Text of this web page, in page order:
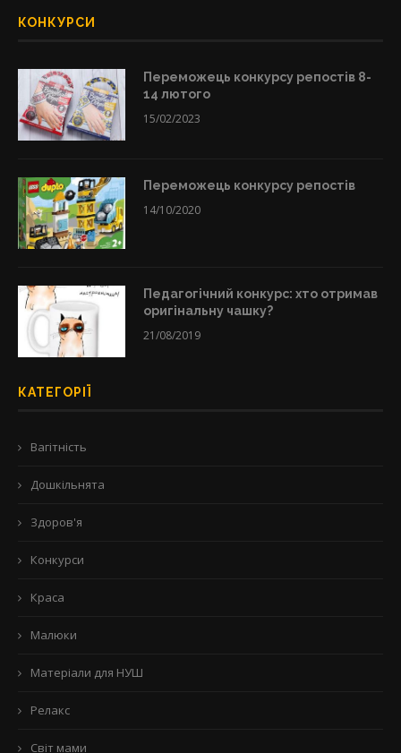
КОНКУРСИ
Переможець конкурсу репостів 8-
14 лютого
15/02/2023
Переможець конкурсу репостів
14/10/2020
Педагогічний конкурс: хто отримав
оригінальну чашку?
21/08/2019
КАТЕГОРІЇ
Вагітність
Дошкільнята
Здоров'я
Конкурси
Краса
Малюки
Матеріали для НУШ
Релакс
Світ мами